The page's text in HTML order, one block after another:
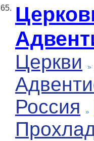
65.
Церкви
Россия